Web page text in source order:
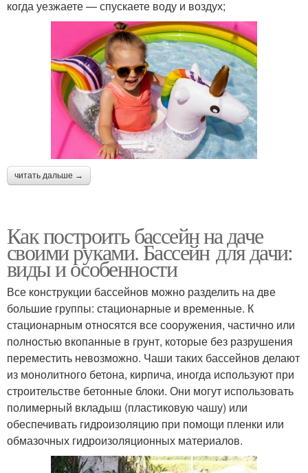
когда уезжаете — спускаете воду и воздух;
читать дальше →
Как построить бассейн на даче
своими руками. Бассейн для дачи:
виды и особенности
Все конструкции бассейнов можно разделить на две
большие группы: стационарные и временные. К
стационарным относятся все сооружения, частично или
полностью вкопанные в грунт, которые без разрушения
переместить невозможно. Чаши таких бассейнов делают
из монолитного бетона, кирпича, иногда используют при
строительстве бетонные блоки. Они могут использовать
полимерный вкладыш (пластиковую чашу) или
обеспечивать гидроизоляцию при помощи пленки или
обмазочных гидроизоляционных материалов.